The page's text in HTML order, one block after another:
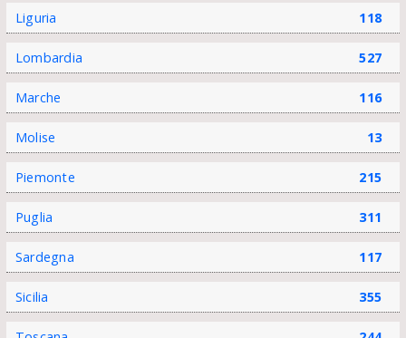
Liguria 118
Lombardia 527
Marche 116
Molise 13
Piemonte 215
Puglia 311
Sardegna 117
Sicilia 355